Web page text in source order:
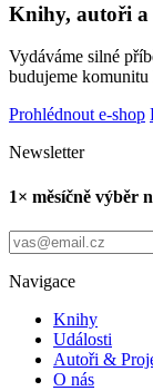
Knihy, autoři a
Vydáváme silné
budujeme
Prohlédnout e-shop
Newsletter
1× měsíčně výběr
Navigace
Knihy
Události
Autoři &
O nás